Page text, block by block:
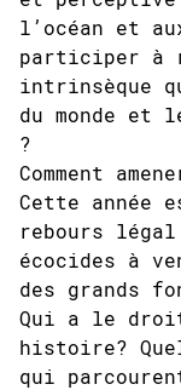
l’océan et
participer à
intrinsèque
du monde et
?
Comment
Cette année
rebours
écocides à
des grands
Qui a le
histoire?
qui